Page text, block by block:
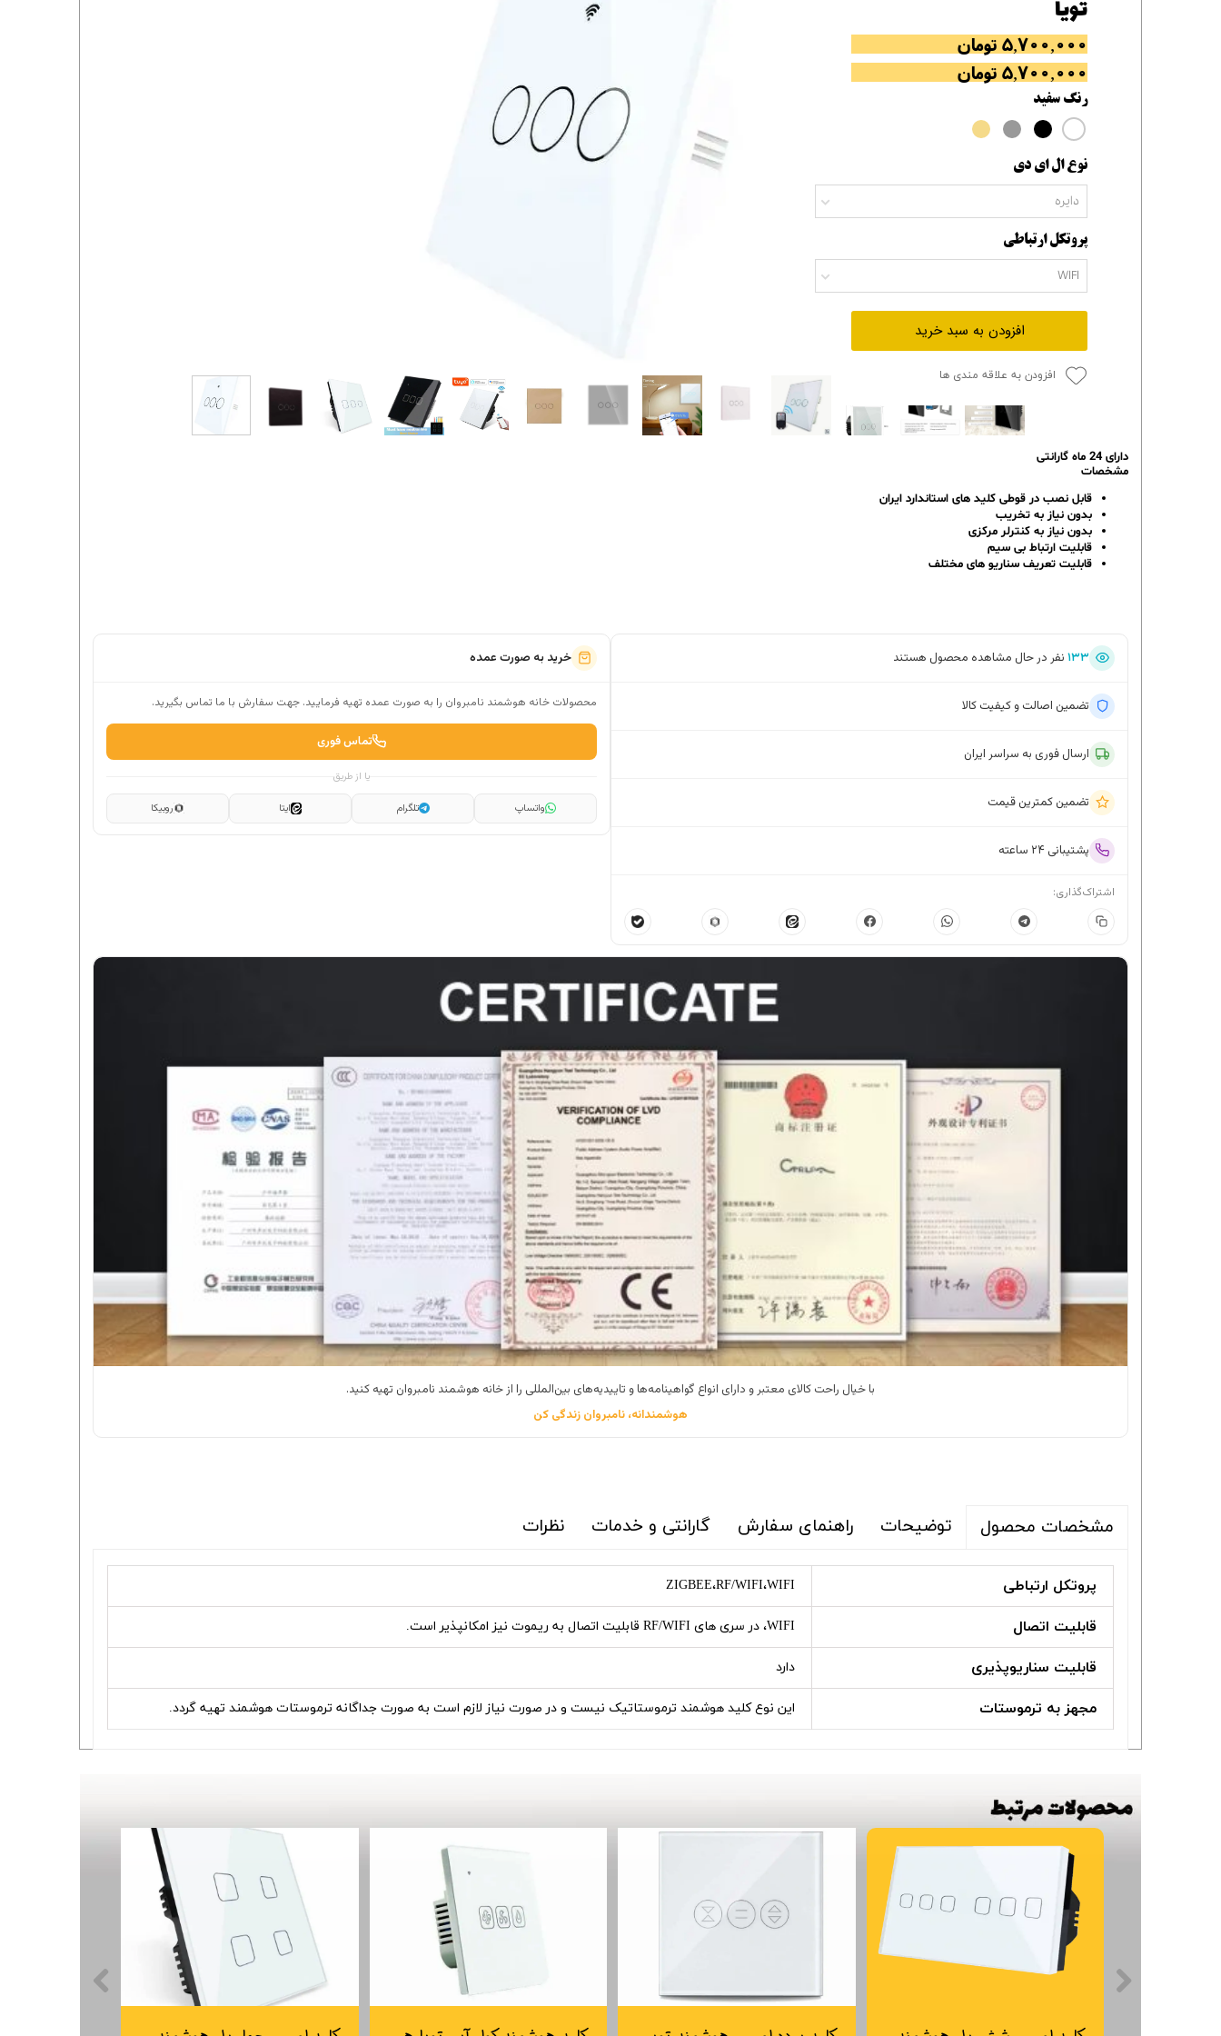
تویا
۵,۷۰۰,۰۰۰ تومان
۵,۷۰۰,۰۰۰ تومان
رنگ سفید
نوع ال ای دی
دایره
پروتکل ارتباطی
WIFI
افزودن به سبد خرید
افزودن به علاقه مندی ها
دارای 24 ماه گارانتی
مشخصات
قابل نصب در قوطی کلید های استاندارد ایران
بدون نیاز به تخریب
بدون نیاز به کنترلر مرکزی
قابلیت ارتباط بی سیم
قابلیت تعریف سناریو های مختلف
۱۳۳ نفر در حال مشاهده محصول هستند
تضمین اصالت و کیفیت کالا
ارسال فوری به سراسر ایران
تضمین کمترین قیمت
پشتیبانی ۲۴ ساعته
اشتراک‌گذاری:
خرید به صورت عمده
محصولات خانه هوشمند نامبروان را به صورت عمده تهیه فرمایید. جهت سفارش با ما تماس بگیرید.
تماس فوری
یا از طریق
واتساپ تلگرام ایتا روبیکا
با خیال راحت کالای معتبر و دارای انواع گواهینامه‌ها و تاییدیه‌های بین‌المللی را از خانه هوشمند نامبروان تهیه کنید.
هوشمندانه، نامبروان زندگی کن
مشخصات محصول توضیحات راهنمای سفارش گارانتی و خدمات نظرات
پروتکل ارتباطی ZIGBEE،RF/WIFI،WIFI
قابلیت اتصال WIFI، در سری های RF/WIFI قابلیت اتصال به ریموت نیز امکانپذیر است.
قابلیت سناریوپذیری دارد
مجهز به ترموستات این نوع کلید هوشمند ترموستاتیک نیست و در صورت نیاز لازم است به صورت جداگانه ترموستات هوشمند تهیه گردد.